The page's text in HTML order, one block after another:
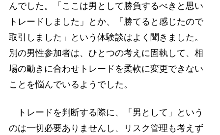
んでした。「ここは男として勝負するべきと思い
トレードしました」とか、「勝てると感じたので
取引しました」という体験談はよく聞きました。
別の男性参加者は、ひとつの考えに固執して、相
場の動きに合わせトレードを柔軟に変更できない
ことを悩んでいるようでした。
トレードを判断する際に、「男として」という
のは一切必要ありませんし、リスク管理も考えず